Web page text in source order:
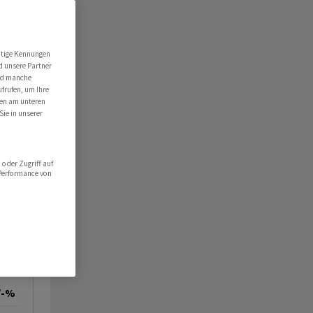
%
Kennungen
unsere Partner
manche
um Ihre
am unteren
in unserer
oder Zugriff auf
von